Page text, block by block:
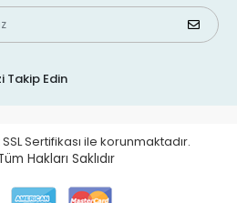
Takip Edin
Sertifikası ile korunmaktadır.
Hakları Saklıdır